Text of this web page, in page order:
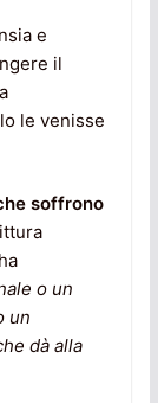
e
il
le venisse
soffrono
o un
un
dà alla